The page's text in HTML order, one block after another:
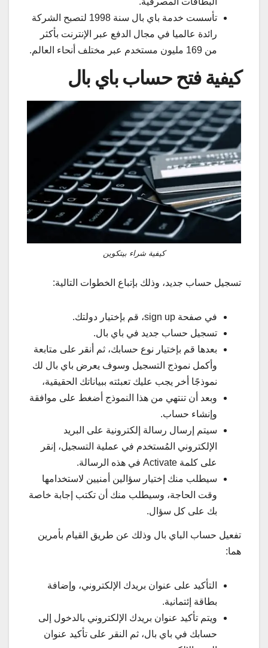
تأسست خدمة باي بال سنة 1998 لتصبح الشركة
رائدة عالميا في مجال الدفع عبر الإنترنت بأكثر
من 169 مليون مستخدم عبر مختلف أنحاء العالم.
كيفية فتح حساب باي بال
كيفية شراء بيتكوين
تسجيل حساب جديد، وذلك بإتباع الخطوات التالية:
في صفحة sign up، قم بإختيار دولتك.
تسجيل حساب جديد في باي بال.
بعدها قم بإختيار نوع حسابك، ثم أنقر على متابعة
وأكمل نموذج التسجيل وسوف يعرض باي بال لك
نموذجًا أخر يجب عليك تعبئته ببياناتك الحقيقية،
وبعد أن تنتهي من هذا النموذج أضغط على موافقة
وإنشاء حساب.
سيتم إرسال رسالة إلكترونية على البريد
الإلكتروني المُستخدم في عملية التسجيل، إنقر
على كلمة Activate في هذه الرسالة.
سيطلب منك إختيار سؤالين أمنيين لاستخدامها
وقت الحاجة، وسيطلب منك أن تكتب إجابة خاصة
بك على كل سؤال.
تفعيل حساب الباي بال وذلك عن طريق القيام بأمرين
هما:
التأكيد على عنوان بريدك الإلكتروني، وإضافة
بطاقة إئتمانية.
ويتم تأكيد عنوان بريدك الإلكتروني بالدخول إلى
حسابك في باي بال، ثم النقر على تأكيد عنوان